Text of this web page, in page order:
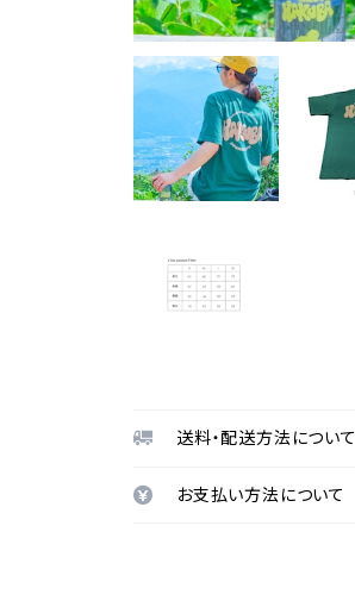
送料・配送方法について
お支払い方法について